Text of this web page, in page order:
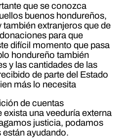
que se conozca
buenos hondureños,
también extranjeros que de
para que
difícil momento que pasa
hondureño también
y las cantidades de las
de parte del Estado
más lo necesita
de cuentas
una veeduría externa
justicia, podamos
están ayudando.